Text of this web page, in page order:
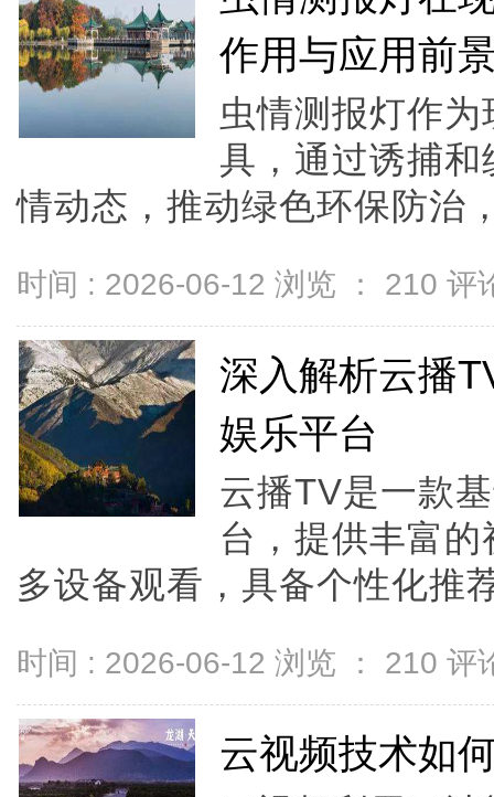
作用与应用前
虫情测报灯作
具，通过诱捕
情动态，推动绿色环保防治
时间 : 2026-06-12 浏览 ： 210 评
深入解析云播
娱乐平台
云播TV是一款
台，提供丰富
多设备观看，具备个性化推
时间 : 2026-06-12 浏览 ： 210 评
云视频技术如